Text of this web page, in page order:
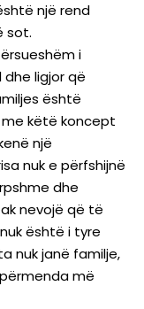
një rend
sot.
i
ligjor që
është
këtë koncept
një
nuk e përfshijnë
dhe
nevojë që të
është i tyre
nuk janë familje,
më